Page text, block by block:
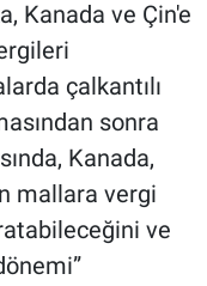
Kanada ve Çin'e
çalkantılı
sonra
Kanada,
mallara vergi
ve